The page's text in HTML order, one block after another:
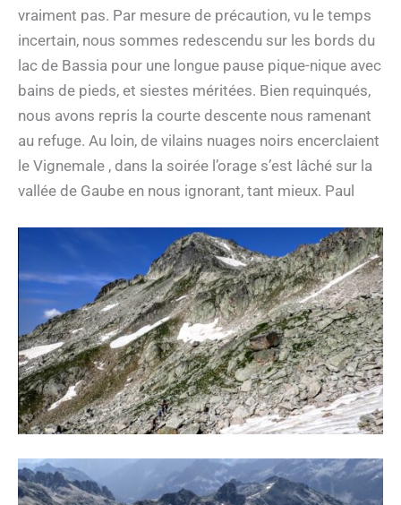
vraiment pas. Par mesure de précaution, vu le temps
incertain, nous sommes redescendu sur les bords du
lac de Bassia pour une longue pause pique-nique avec
bains de pieds, et siestes méritées. Bien requinqués,
nous avons repris la courte descente nous ramenant
au refuge. Au loin, de vilains nuages noirs encerclaient
le Vignemale , dans la soirée l’orage s’est lâché sur la
vallée de Gaube en nous ignorant, tant mieux. Paul